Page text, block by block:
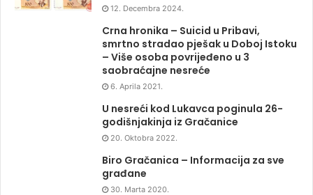
12. Decembra 2024.
Crna hronika – Suicid u Pribavi,
smrtno stradao pješak u Doboj Istoku
– Više osoba povrijeđeno u 3
saobraćajne nesreće
6. Aprila 2021.
U nesreći kod Lukavca poginula 26-
godišnjakinja iz Gračanice
20. Oktobra 2022.
Biro Gračanica – Informacija za sve
građane
30. Marta 2020.